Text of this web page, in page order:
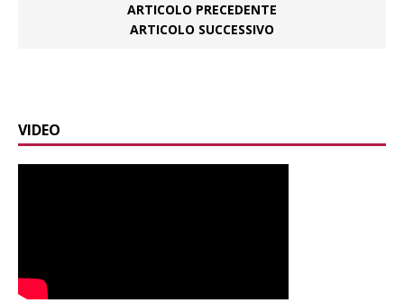
ARTICOLO PRECEDENTE
ARTICOLO SUCCESSIVO
VIDEO